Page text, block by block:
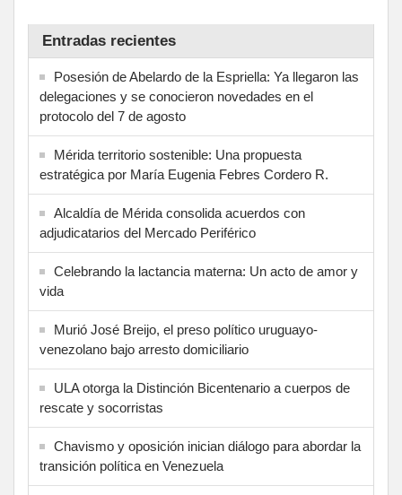
Entradas recientes
Posesión de Abelardo de la Espriella: Ya llegaron las
delegaciones y se conocieron novedades en el
protocolo del 7 de agosto
Mérida territorio sostenible: Una propuesta
estratégica por María Eugenia Febres Cordero R.
Alcaldía de Mérida consolida acuerdos con
adjudicatarios del Mercado Periférico
Celebrando la lactancia materna: Un acto de amor y
vida
Murió José Breijo, el preso político uruguayo-
venezolano bajo arresto domiciliario
ULA otorga la Distinción Bicentenario a cuerpos de
rescate y socorristas
Chavismo y oposición inician diálogo para abordar la
transición política en Venezuela